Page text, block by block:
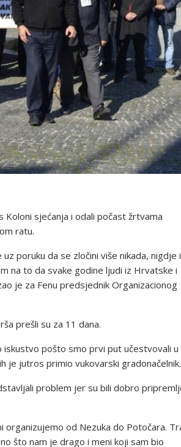
Koloni sjećanja i odali počast žrtvama
ratu.
poruku da se zločini više nikada, nigdje i
na to da svake godine ljudi iz Hrvatske i
je za Fenu predsjednik Organizacionog
prešli su za 11 dana.
iskustvo pošto smo prvi put učestvovali u
je jutros primio vukovarski gradonačelnik.
problem jer su bili dobro
organizujemo od Nezuka do Potočara.
što nam je drago i meni koji sam bio